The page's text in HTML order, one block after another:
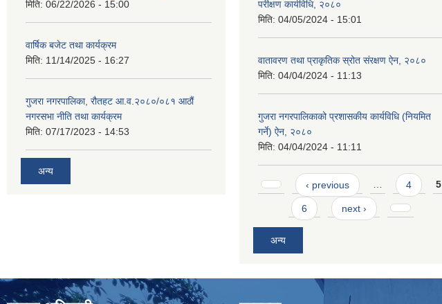
मिति: 06/22/2026 - 15:00
वार्षिक बजेट तथा कार्यक्रम
मिति: 11/14/2025 - 16:27
गुजरा नगरपालिका, रौतहट आ.व.२०८०/०८१ आठौं
नगरसभा नीति तथा कार्यक्रम
मिति: 07/17/2023 - 14:53
अन्य
परीक्षण कार्यविधि, २०८०
मिति: 04/05/2024 - 15:01
वातावरण तथा प्राकृतिक स्रोत संरक्षण ऐन, २०८०
मिति: 04/04/2024 - 11:13
गुजरा नगरपालिकाको प्रशासकीय कार्यविधि (नियमित
गर्ने) ऐन, २०८०
मिति: 04/04/2024 - 11:11
Pages‹ previous … 4 5
6 next ›
अन्य